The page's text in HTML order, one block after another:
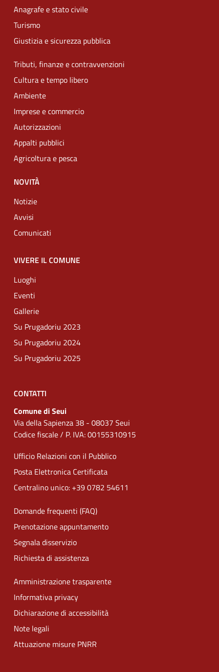
Anagrafe e stato civile
Turismo
Giustizia e sicurezza pubblica
Tributi, finanze e contravvenzioni
Cultura e tempo libero
Ambiente
Imprese e commercio
Autorizzazioni
Appalti pubblici
Agricoltura e pesca
NOVITÀ
Notizie
Avvisi
Comunicati
VIVERE IL COMUNE
Luoghi
Eventi
Gallerie
Su Prugadoriu 2023
Su Prugadoriu 2024
Su Prugadoriu 2025
CONTATTI
Comune di Seui
Via della Sapienza 38 - 08037 Seui
Codice fiscale / P. IVA: 00155310915
Ufficio Relazioni con il Pubblico
Posta Elettronica Certificata
Centralino unico: +39 0782 54611
Domande frequenti (FAQ)
Prenotazione appuntamento
Segnala disservizio
Richiesta di assistenza
Amministrazione trasparente
Informativa privacy
Dichiarazione di accessibilità
Note legali
Attuazione misure PNRR